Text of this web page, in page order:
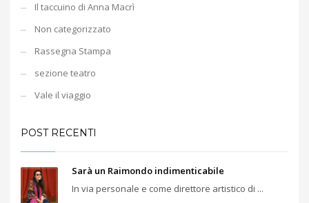
Il taccuino di Anna Macrì
Non categorizzato
Rassegna Stampa
sezione teatro
Vale il viaggio
POST RECENTI
Sarà un Raimondo indimenticabile
In via personale e come direttore artistico di ...